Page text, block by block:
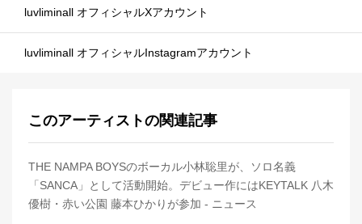
luvliminall オフィシャルXアカウント
luvliminall オフィシャルInstagramアカウント
このアーティストの関連記事
THE NAMPA BOYSのボーカル小林聡里が、ソロ名義
「SANCA」として活動開始。デビュー作にはKEYTALK 八木
優樹・赤い公園 藤本ひかりが参加 - ニュース